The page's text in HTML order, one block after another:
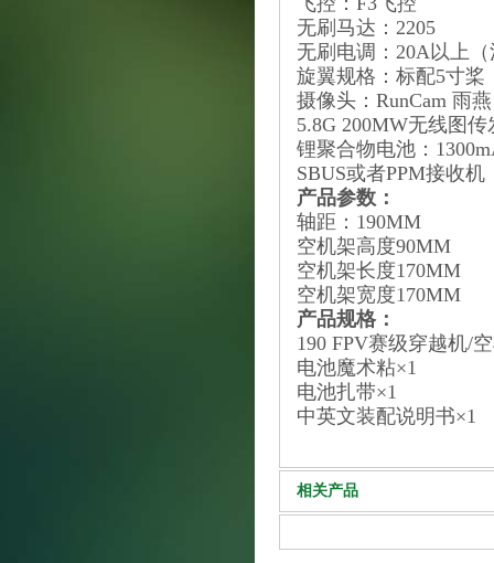
无刷马达：2205
无刷电调：20A以上
旋翼规格：标配5寸桨
摄像头：RunCam 雨
5.8G 200MW无线图传
锂聚合物电池：
SBUS或者PPM接收机
产品参数：
轴距：190MM
空机架高度90MM
空机架长度170MM
空机架宽度170MM
产品规格：
190 FPV赛级穿越机/
电池魔术粘×1
电池扎带×1
中英文装配说明书×1
相关产品